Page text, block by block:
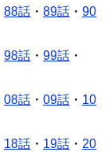
88話 ・ 89話 ・ 90
98話 ・ 99話 ・
08話 ・ 09話 ・ 10
18話 ・ 19話 ・ 20